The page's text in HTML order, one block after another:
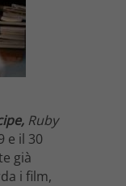
Ruby
e il 30
già
i film,